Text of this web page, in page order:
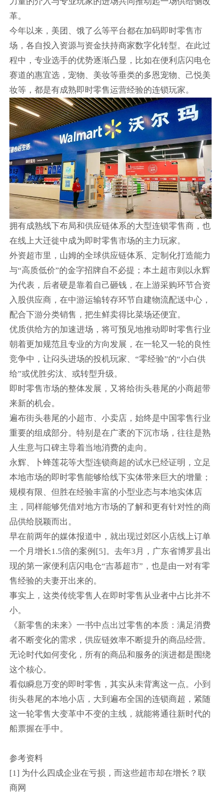
革。
今年以来，美团、饿了么等平台都在加码即时零售市
场，各自投入资源与资金扶持商家数字化转型。在此过
程中，专业选手的优势逐渐凸显，比如在便利店闪电仓
赛道的惠宜选，宠物、美妆等垂类的多恩宠物、己悦美
妆等，都是有成熟即时零售运营经验的连锁玩家。
拥有成熟线下布局和供应链体系的大型连锁零售商，也
在线上大迁徙中成为即时零售市场的主力玩家。
外资超市里，山姆的全球供应链体系、定制化打造能力
与“高质低价”的金字招牌自不必提；本土超市则以永辉
为代表，后者硬是靠着自己砸钱，在上游采购环节合资
入股供应商，在中游运输转存环节自建物流配送中心，
配合下游分类销售，把生鲜卖得比菜场还便宜。
优质供给方的加速进场，将可预见地推动即时零售行业
朝着更加规范且专业的方向发展，在一轮又一轮的良性
竞争中，让闷头进场的投机玩家、“零经验”的“小白供
给”或优胜劣汰、或转型升级。
即时零售市场的整体发展，又将给街头巷尾的小商超带
来新的机会。
遍布街头巷尾的小超市、小卖店，始终是中国零售行业
重要的组成部分。特别是在广袤的下沉市场，往往是熟
人生意与口碑主导着当地消费的走向。
永辉、卜蜂莲花等大型连锁商超的试水已经证明，立足
本地市场的即时零售能够给线下实体带来巨大的增量；
规模有限、但胜在经验丰富的小型业态与本地实体店
主，同样能够凭借对地方市场的了解和更有针对性的商
品供给脱颖而出。
早在前两年的媒体报道中，就出现过郊区小店线上订单
一个月增长1.5倍的案例[5]。去年3月，广东省博罗县出
现的第一家便利店闪电仓“吉慕超市”，也是由一对有零
售经验的夫妻开出来的。
事实上，这类传统零售人在即时零售从业者中占比并不
小。
《新零售的未来》一书中点出过零售的本质：满足消费
者不断变化的需求，供应链效率不断提升的商品经营。
无论时代如何变化，所有的商品和服务的演进都是围绕
这个核心。
看似瞬息万变的即时零售，其实从未背离这一点。小到
街头巷尾的本地小店，大到遍布全国的连锁商超，紧随
这一轮零售大变革中不变的主线，就能将通往新时代的
船票握在手中。
参考资料
[1] 为什么四成企业在亏损，而这些超市却在增长？联
商网